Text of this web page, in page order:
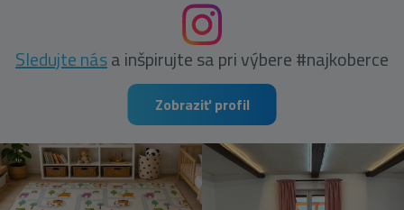
Sledujte nása inšpirujte sa pri výbere #najkoberce
Zobraziť profil